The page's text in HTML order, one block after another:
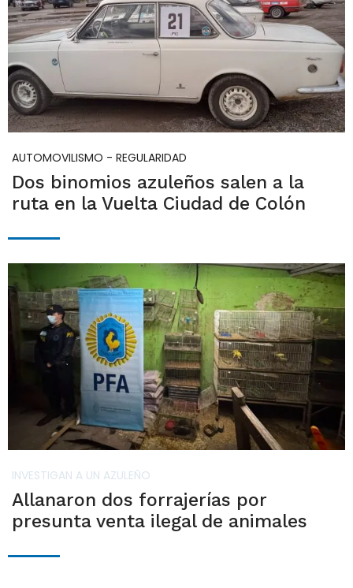
AUTOMOVILISMO - REGULARIDAD
Dos binomios azuleños salen a la
ruta en la Vuelta Ciudad de Colón
INVESTIGAN A UN AZULEÑO
Allanaron dos forrajerías por
presunta venta ilegal de animales